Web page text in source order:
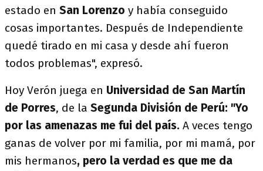
estado en San Lorenzo y había conseguido
cosas importantes. Después de Independiente
quedé tirado en mi casa y desde ahí fueron
todos problemas", expresó.
Hoy Verón juega en Universidad de San Martín
de Porres, de la Segunda División de Perú: "Yo
por las amenazas me fui del país. A veces tengo
ganas de volver por mi familia, por mi mamá, por
mis hermanos, pero la verdad es que me da